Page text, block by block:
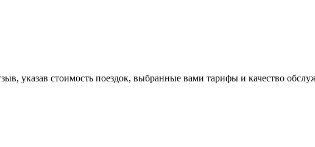
указав стоимость поездок, выбранные вами тарифы и качество